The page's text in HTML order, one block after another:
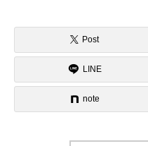
Post
LINE
note